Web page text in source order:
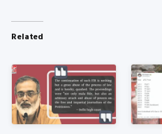
Related